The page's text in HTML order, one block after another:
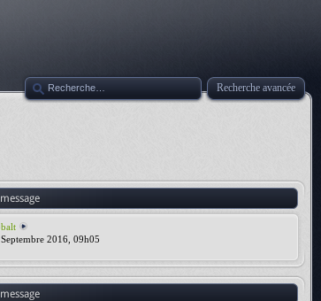
Recherche avancée
2016, 09h05